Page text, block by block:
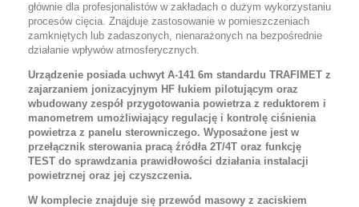
głównie dla profesjonalistów w zakładach o dużym wykorzystaniu
procesów cięcia. Znajduje zastosowanie w pomieszczeniach
zamkniętych lub zadaszonych, nienarażonych na bezpośrednie
działanie wpływów atmosferycznych.
Urządzenie posiada uchwyt A-141 6m standardu TRAFIMET z
zajarzaniem jonizacyjnym HF łukiem pilotującym oraz
wbudowany zespół przygotowania powietrza z reduktorem i
manometrem umożliwiający regulację i kontrolę ciśnienia
powietrza z panelu sterowniczego. Wyposażone jest w
przełącznik sterowania pracą źródła 2T/4T oraz funkcję
TEST do sprawdzania prawidłowości działania instalacji
powietrznej oraz jej czyszczenia.
W komplecie znajduje się przewód masowy z zaciskiem